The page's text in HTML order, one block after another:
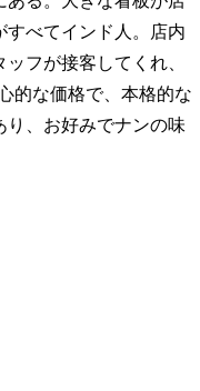
べてインド人。店内
フが接客してくれ、
的な価格で、本格的な
、お好みでナンの味